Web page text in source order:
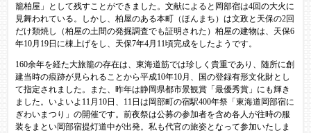
籠柏屋」として残すことができました。文献によると岡部宿は4回の大火に
見舞われている。しかし、柏屋のある本町（ほんまち）は文政と天保の2回
だけ類焼し（柏屋の土間の発掘調査でも証明された）柏屋の建物は、天保6
年10月19日に棟上げをし、天保7年4月11頃完成をしたようです。
160余年を経た大旅籠の存在は、東海道筋では珍しく貴重であり、随所に創
建当時の痕跡が見られることから平成10年10月、国の登録有形文化財とし
て指定されました。また、昨年は静岡県都市景観賞「最優秀賞」にも輝き
ました。いよいよ11月10日、11日は岡部町の宿駅400年祭「東海道岡部宿に
ぎわいまつり」の開催です。前夜祭は公募の参加者を含め各人が往時の服
装をまとい岡部宿提灯道中が出発。私も代官の旅姿となって参加いたしま